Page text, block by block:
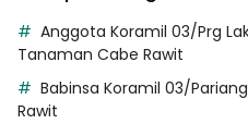
Anggota Koramil 03/Prg
Tanaman Cabe Rawit
Babinsa Koramil 03/
Rawit